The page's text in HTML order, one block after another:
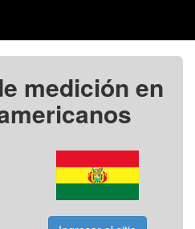
medición en